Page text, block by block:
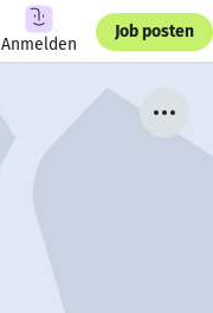
Anmelden
Job posten